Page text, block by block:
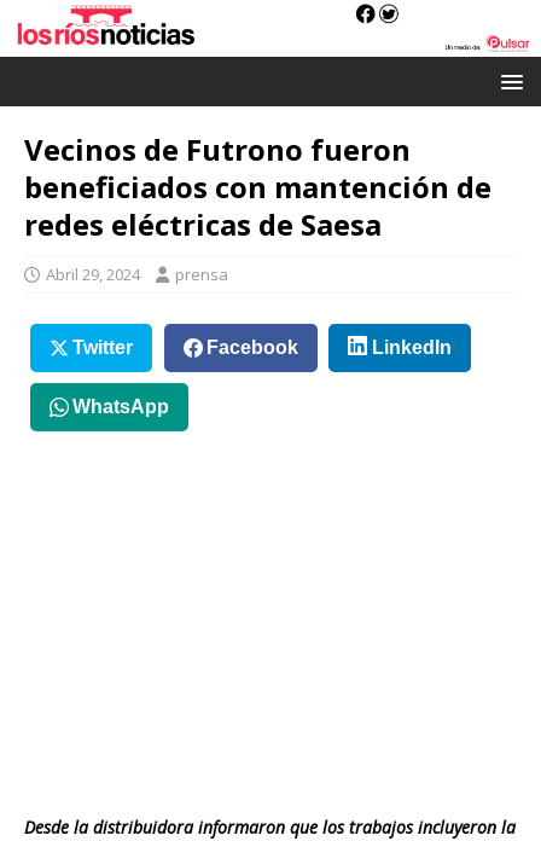
Vecinos de Futrono fueron
beneficiados con mantención de
redes eléctricas de Saesa
Abril 29, 2024 prensa
Twitter Facebook LinkedIn
WhatsApp
Desde la distribuidora informaron que los trabajos incluyeron la